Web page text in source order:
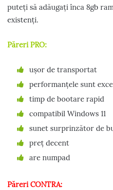
puteți să adăugați înca 8gb
existenți.
Păreri PRO:
ușor de transportat
performanțele sunt
timp de bootare rapid
compatibil Windows 11
sunet surprinzător de
preț decent
are numpad
Păreri CONTRA: